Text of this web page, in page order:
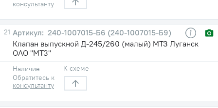
консультанту
21
240-1007015-Б6 (240-1007015-Б9)
Клапан выпускной Д-245/260 (малый) МТЗ Луганск
ОАО "МТЗ"
Наличие
Обратитесь к
консультанту
К схеме